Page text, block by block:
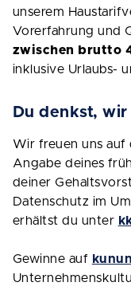
unserem
Vorerfahrung und
zwischen brutto
inklusive Urlaubs-
Du denkst,
Wir freuen uns
Angabe deines
deiner
Datenschutz im
erhältst du unter
Gewinne auf